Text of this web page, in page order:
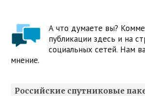
А что думаете вы?
публикации здесь и на
социальных сетей. Нам
мнение.
Российские спутниковые